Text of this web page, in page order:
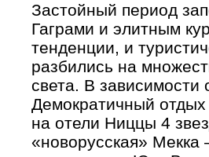
Застойный период
Гаграми и элитным
тенденции, и
разбились на
света. В зависимости
Демократичный
на отели Ниццы 4
«новорусская» Мекка